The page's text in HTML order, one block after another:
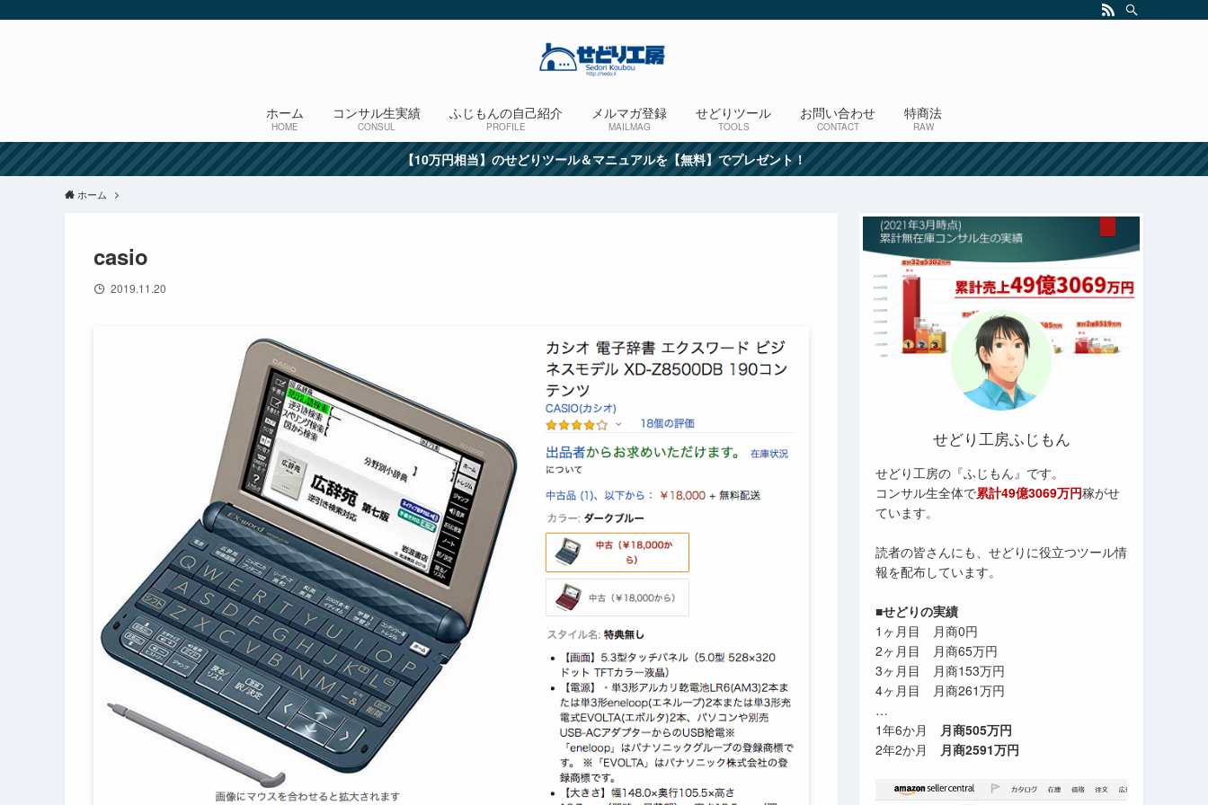
ホーム
HOME
コンサル生実績
CONSUL
ふじもんの自己紹介
PROFILE
メルマガ登録
MAILMAG
せどりツール
TOOLS
お問い合わせ
CONTACT
特商法
RAW
【10万円相当】のせどりツール＆マニュアルを【無料】でプレゼント！
ホーム
casio
2019.11.20
せどり工房ふじもん
せどり工房の『ふじもん』です。
コンサル生全体で累計49億3069万円稼がせ
ています。
読者の皆さんにも、せどりに役立つツール情
報を配布しています。
■せどりの実績
1ヶ月目 月商0円
2ヶ月目 月商65万円
3ヶ月目 月商153万円
4ヶ月目 月商261万円
…
1年6か月 月商505万円
2年2か月 月商2591万円